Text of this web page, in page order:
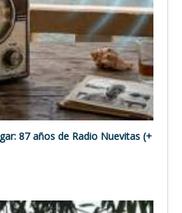
87 años de Radio Nuevitas (+